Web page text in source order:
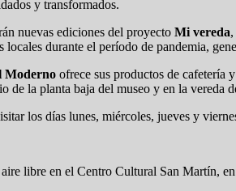
y transformados.
nuevas ediciones del proyecto Mi vereda
locales durante el período de pandemia,
Moderno ofrece sus productos de cafetería
de la planta baja del museo y en la vereda
los días lunes, miércoles, jueves y
libre en el Centro Cultural San Martín,